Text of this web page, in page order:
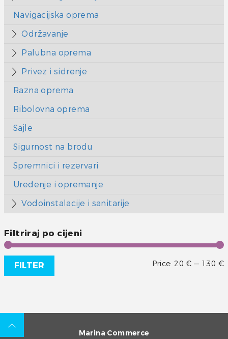
Navigacijska oprema
Održavanje
Palubna oprema
Privez i sidrenje
Razna oprema
Ribolovna oprema
Sajle
Sigurnost na brodu
Spremnici i rezervari
Uređenje i opremanje
Vodoinstalacije i sanitarije
Filtriraj po cijeni
FILTER Price: 20 € — 130 €
Marina Commerce